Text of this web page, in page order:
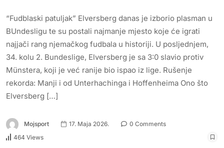
“Fudblaski patuljak” Elversberg danas je izborio plasman u
BUndesligu te su postali najmanje mjesto koje će igrati
najjači rang njemačkog fudbala u historiji. U posljednjem,
34. kolu 2. Bundeslige, Elversberg je sa 3:0 slavio protiv
Münstera, koji je već ranije bio ispao iz lige. Rušenje
rekorda: Manji i od Unterhachinga i Hoffenheima Ono što
Elversberg […]
Mojsport 17. Maja 2026.
0 Comments
464 Views